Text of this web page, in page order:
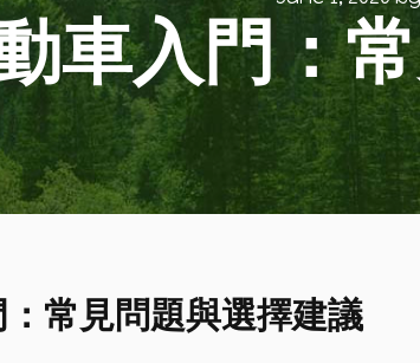
車入門：
常見問題與選擇建議